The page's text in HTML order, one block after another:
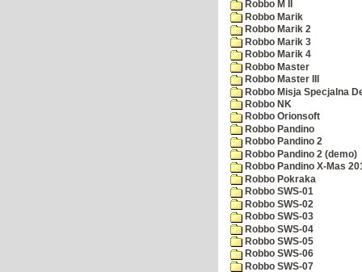
Robbo M II
Robbo Marik
Robbo Marik 2
Robbo Marik 3
Robbo Marik 4
Robbo Master
Robbo Master III
Robbo Misja Specjalna
Robbo NK
Robbo Orionsoft
Robbo Pandino
Robbo Pandino 2
Robbo Pandino 2 (demo)
Robbo Pandino X-Mas
Robbo Pokraka
Robbo SWS-01
Robbo SWS-02
Robbo SWS-03
Robbo SWS-04
Robbo SWS-05
Robbo SWS-06
Robbo SWS-07